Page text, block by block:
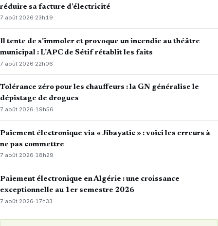
réduire sa facture d’électricité
7 août 2026·23h19
Il tente de s’immoler et provoque un incendie au théâtre
municipal : L’APC de Sétif rétablit les faits
7 août 2026·22h06
Tolérance zéro pour les chauffeurs : la GN généralise le
dépistage de drogues
7 août 2026·19h56
Paiement électronique via « Jibayatic » : voici les erreurs à
ne pas commettre
7 août 2026·18h29
Paiement électronique en Algérie : une croissance
exceptionnelle au 1er semestre 2026
7 août 2026·17h33